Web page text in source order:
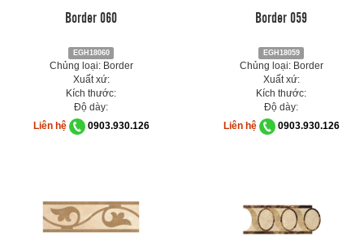
Border 060
EGH18060
Chủng loại: Border
Xuất xứ:
Kích thước:
Độ dày:
Liên hệ
0903.930.126
Border 059
EGH18059
Chủng loại: Border
Xuất xứ:
Kích thước:
Độ dày:
Liên hệ
0903.930.126